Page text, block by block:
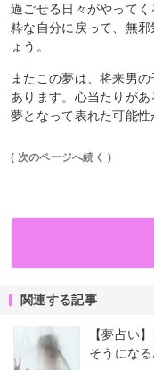
過ごせる日々がやって
粋な自分に戻って、無
ょう。
またこの夢は、将来男
あります。心当たりが
夢となって表れた可能性
( 次のページへ続く )
関連する記事
【夢占い
そうにな